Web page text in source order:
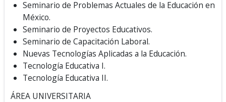
Seminario de Problemas Actuales de la Educación en
México.
Seminario de Proyectos Educativos.
Seminario de Capacitación Laboral.
Nuevas Tecnologías Aplicadas a la Educación.
Tecnología Educativa I.
Tecnología Educativa II.
ÁREA UNIVERSITARIA